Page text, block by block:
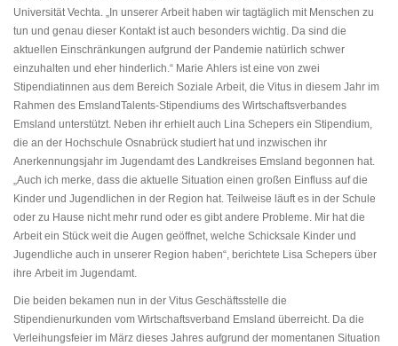
Universität Vechta. „In unserer Arbeit haben wir tagtäglich mit Menschen zu
tun und genau dieser Kontakt ist auch besonders wichtig. Da sind die
aktuellen Einschränkungen aufgrund der Pandemie natürlich schwer
einzuhalten und eher hinderlich.“ Marie Ahlers ist eine von zwei
Stipendiatinnen aus dem Bereich Soziale Arbeit, die Vitus in diesem Jahr im
Rahmen des EmslandTalents-Stipendiums des Wirtschaftsverbandes
Emsland unterstützt. Neben ihr erhielt auch Lina Schepers ein Stipendium,
die an der Hochschule Osnabrück studiert hat und inzwischen ihr
Anerkennungsjahr im Jugendamt des Landkreises Emsland begonnen hat.
„Auch ich merke, dass die aktuelle Situation einen großen Einfluss auf die
Kinder und Jugendlichen in der Region hat. Teilweise läuft es in der Schule
oder zu Hause nicht mehr rund oder es gibt andere Probleme. Mir hat die
Arbeit ein Stück weit die Augen geöffnet, welche Schicksale Kinder und
Jugendliche auch in unserer Region haben“, berichtete Lisa Schepers über
ihre Arbeit im Jugendamt.
Die beiden bekamen nun in der Vitus Geschäftsstelle die
Stipendienurkunden vom Wirtschaftsverband Emsland überreicht. Da die
Verleihungsfeier im März dieses Jahres aufgrund der momentanen Situation